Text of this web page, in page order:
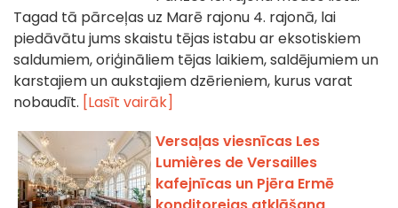
Tagad tā pārceļas uz Marē rajonu 4. rajonā, lai
piedāvātu jums skaistu tējas istabu ar eksotiskiem
saldumiem, oriģināliem tējas laikiem, saldējumiem un
karstajiem un aukstajiem dzērieniem, kurus varat
nobaudīt. [Lasīt vairāk]
Versaļas viesnīcas Les
Lumières de Versailles
kafejnīcas un Pjēra Ermē